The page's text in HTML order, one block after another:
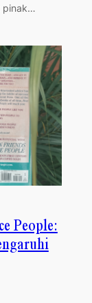
pinak…
People: